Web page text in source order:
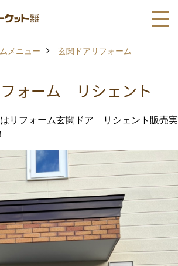
メニュー 玄関ドアリフォーム
ォーム リシェント
リフォーム玄関ドア リシェント販売実